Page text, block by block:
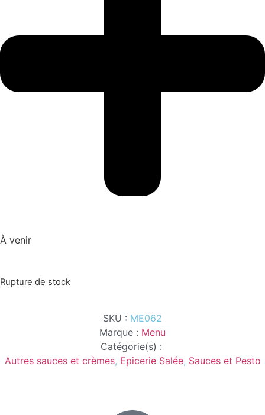
À venir
Rupture de stock
SKU : ME062
Marque : Menu
Catégorie(s) :
Autres sauces et crèmes, Epicerie Salée, Sauces et Pesto